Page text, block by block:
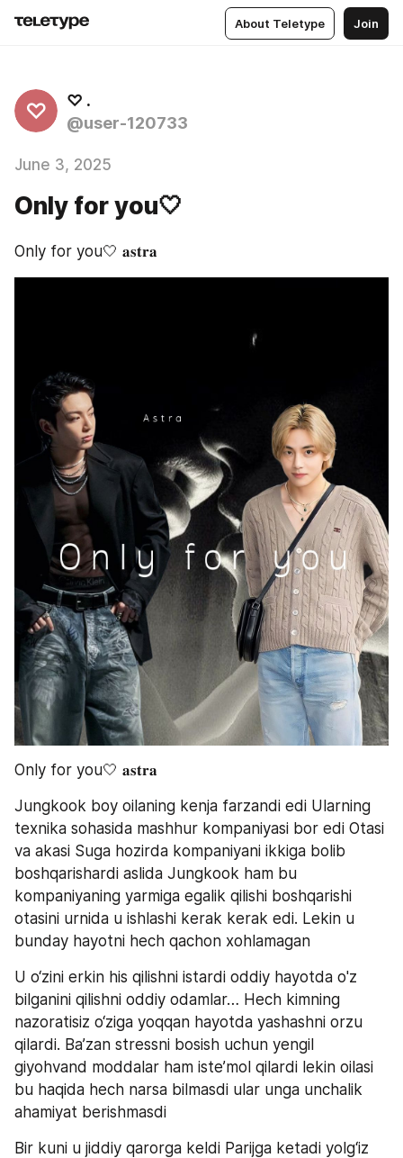
About Teletype Join
♡
♡ .
@user-120733
June 3, 2025
Only for you🤍
Only for you🤍 𝐚𝐬𝐭𝐫𝐚
Only for you🤍 𝐚𝐬𝐭𝐫𝐚
Jungkook boy oilaning kenja farzandi edi Ularning
texnika sohasida mashhur kompaniyasi bor edi Otasi
va akasi Suga hozirda kompaniyani ikkiga bolib
boshqarishardi aslida Jungkook ham bu
kompaniyaning yarmiga egalik qilishi boshqarishi
otasini urnida u ishlashi kerak kerak edi. Lekin u
bunday hayotni hech qachon xohlamagan
U o‘zini erkin his qilishni istardi oddiy hayotda o'z
bilganini qilishni oddiy odamlar… Hech kimning
nazoratisiz o‘ziga yoqqan hayotda yashashni orzu
qilardi. Ba’zan stressni bosish uchun yengil
giyohvand moddalar ham iste’mol qilardi lekin oilasi
bu haqida hech narsa bilmasdi ular unga unchalik
ahamiyat berishmasdi
Bir kuni u jiddiy qarorga keldi Parijga ketadi yolg‘iz